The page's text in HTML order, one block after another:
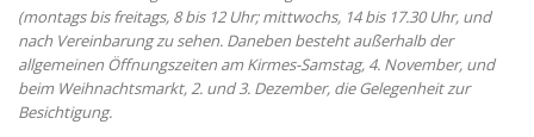
(montags bis freitags, 8 bis 12 Uhr; mittwochs, 14 bis 17.30 Uhr, und
nach Vereinbarung zu sehen. Daneben besteht außerhalb der
allgemeinen Öffnungszeiten am Kirmes-Samstag, 4. November, und
beim Weihnachtsmarkt, 2. und 3. Dezember, die Gelegenheit zur
Besichtigung.